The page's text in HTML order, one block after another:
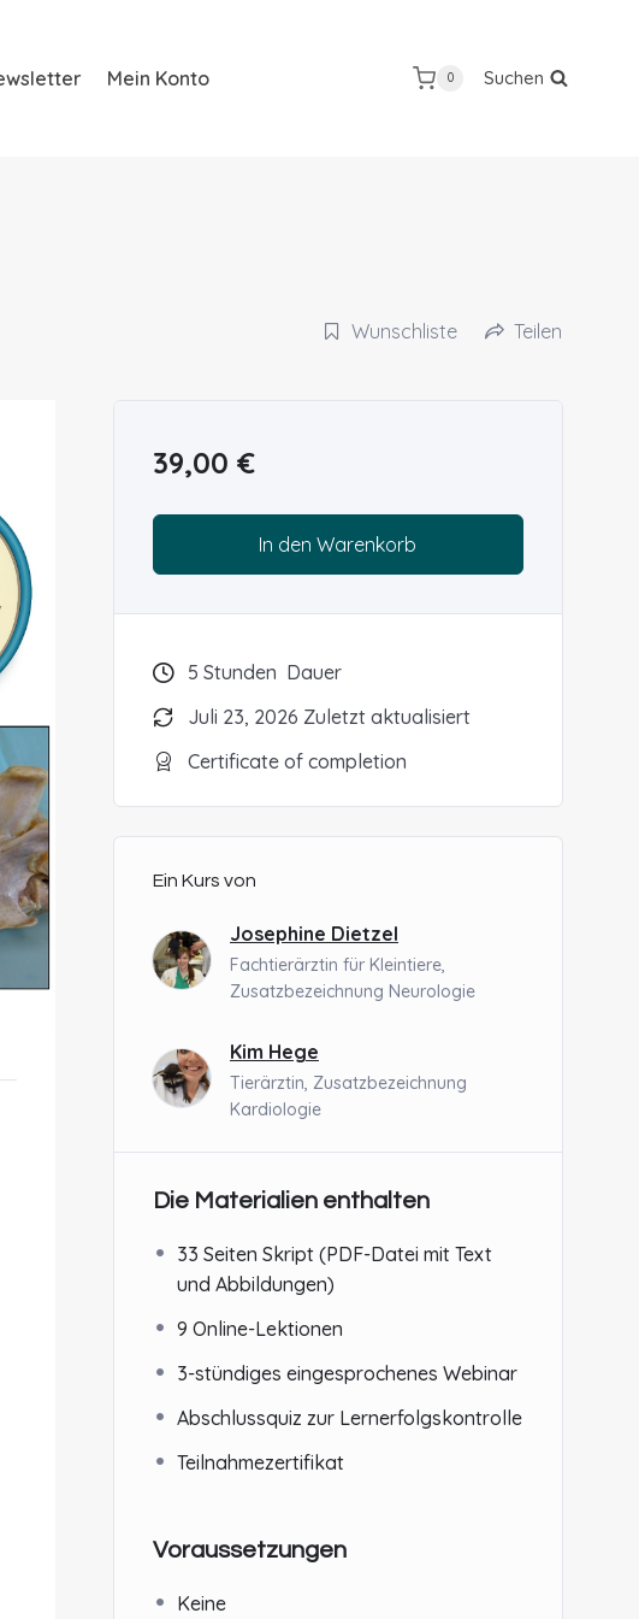
Mein Konto 0 Suchen
Wunschliste Teilen
39,00 €
In den Warenkorb
5 Stunden Dauer
Juli 23, 2026 Zuletzt aktualisiert
Certificate of completion
Ein Kurs von
Josephine Dietzel
Fachtierärztin für Kleintiere,
Zusatzbezeichnung Neurologie
Kim Hege
Tierärztin, Zusatzbezeichnung
Kardiologie
Die Materialien enthalten
33 Seiten Skript (PDF-Datei mit Text
und Abbildungen)
9 Online-Lektionen
3-stündiges eingesprochenes Webinar
Abschlussquiz zur Lernerfolgskontrolle
Teilnahmezertifikat
Voraussetzungen
Keine